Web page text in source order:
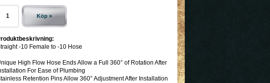
Köp »
-10 Female to -10 Hose
High Flow Hose Ends Allow a Full 360° of Rotation After
For Ease of Plumbing
Retention Pins Allow 360° Adjustment After Installation